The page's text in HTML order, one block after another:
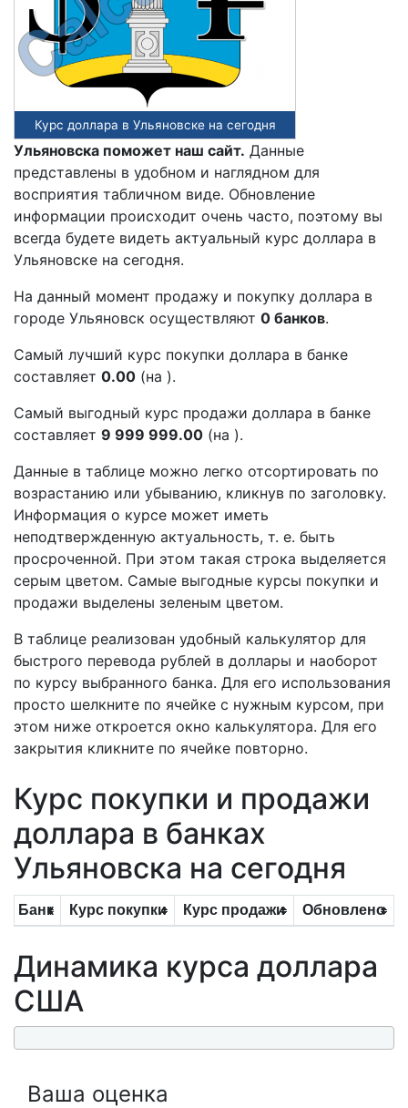
Курс доллара в Ульяновске на сегодня
Ульяновска поможет наш сайт. Данные
представлены в удобном и наглядном для
восприятия табличном виде. Обновление
информации происходит очень часто, поэтому вы
всегда будете видеть актуальный курс доллара в
Ульяновске на сегодня.
На данный момент продажу и покупку доллара в
городе Ульяновск осуществляют 0 банков.
Самый лучший курс покупки доллара в банке
составляет 0.00 (на ).
Самый выгодный курс продажи доллара в банке
составляет 9 999 999.00 (на ).
Данные в таблице можно легко отсортировать по
возрастанию или убыванию, кликнув по заголовку.
Информация о курсе может иметь
неподтвержденную актуальность, т. е. быть
просроченной. При этом такая строка выделяется
серым цветом. Самые выгодные курсы покупки и
продажи выделены зеленым цветом.
В таблице реализован удобный калькулятор для
быстрого перевода рублей в доллары и наоборот
по курсу выбранного банка. Для его использования
просто шелкните по ячейке с нужным курсом, при
этом ниже откроется окно калькулятора. Для его
закрытия кликните по ячейке повторно.
Курс покупки и продажи
доллара в банках
Ульяновска на сегодня
Банк Курс покупки Курс продажи Обновлено
Динамика курса доллара
США
Ваша оценка